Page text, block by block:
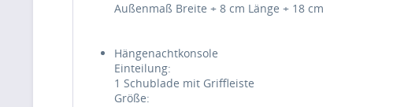
Außenmaß Breite + 8 cm Länge + 18 cm
Hängenachtkonsole
Einteilung:
1 Schublade mit Griffleiste
Größe: